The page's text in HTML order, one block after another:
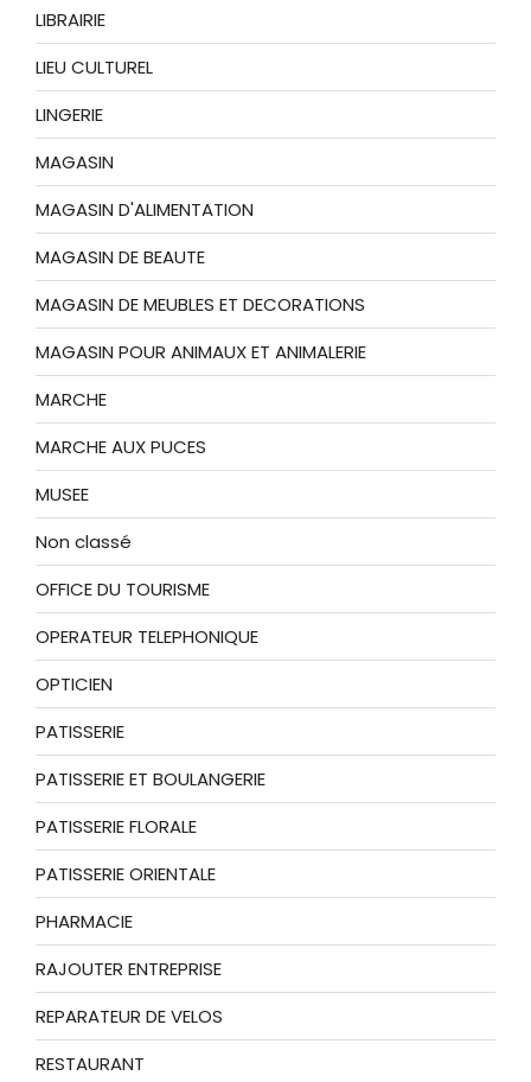
LIBRAIRIE
LIEU CULTUREL
LINGERIE
MAGASIN
MAGASIN D'ALIMENTATION
MAGASIN DE BEAUTE
MAGASIN DE MEUBLES ET DECORATIONS
MAGASIN POUR ANIMAUX ET ANIMALERIE
MARCHE
MARCHE AUX PUCES
MUSEE
Non classé
OFFICE DU TOURISME
OPERATEUR TELEPHONIQUE
OPTICIEN
PATISSERIE
PATISSERIE ET BOULANGERIE
PATISSERIE FLORALE
PATISSERIE ORIENTALE
PHARMACIE
RAJOUTER ENTREPRISE
REPARATEUR DE VELOS
RESTAURANT